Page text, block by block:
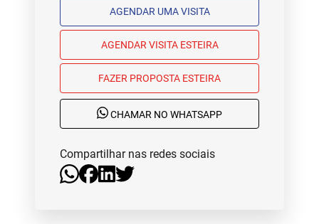
AGENDAR UMA VISITA
AGENDAR VISITA ESTEIRA
FAZER PROPOSTA ESTEIRA
CHAMAR NO WHATSAPP
Compartilhar nas redes sociais